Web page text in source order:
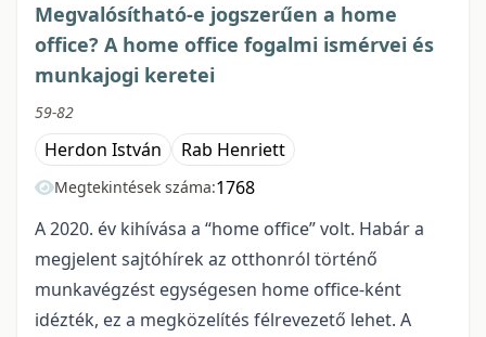
Megvalósítható-e jogszerűen a home
office? A home office fogalmi ismérvei és
munkajogi keretei
59-82
Herdon István Rab Henriett
Megtekintések száma:1768
A 2020. év kihívása a “home office” volt. Habár a
megjelent sajtóhírek az otthonról történő
munkavégzést egységesen home office-ként
idézték, ez a megközelítés félrevezető lehet. A